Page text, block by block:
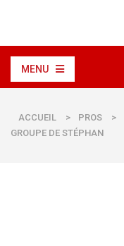
MENU
ACCUEIL > PROS >
GROUPE DE STÉPHAN